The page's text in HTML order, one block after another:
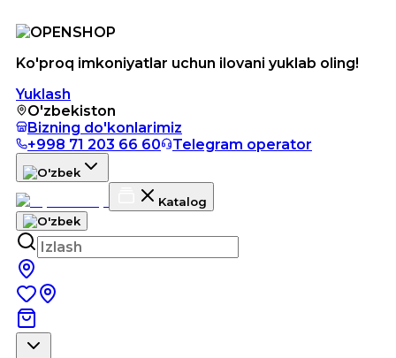
Ko'proq imkoniyatlar uchun ilovani yuklab oling!
Yuklash
O'zbekiston
Bizning do'konlarimiz
+998 71 203 66 60
Telegram operator
Katalog